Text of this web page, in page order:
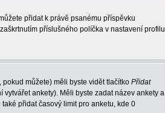
přidat k právě psanému příspěvku
příslušného políčka v nastavení profilu
můžete) měli byste vidět tlačítko Přidat
ankety). Měli byste zadat název ankety a
také přidat časový limit pro anketu, kde 0